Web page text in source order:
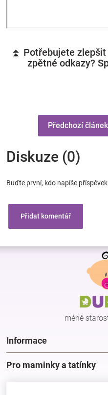
⏫ Potřebujete
zpětné odkazy?
Předchozí článek
Diskuze (0)
Buďte první, kdo napíše
Přidat komentář
Z
méně
Informace
Pro maminky a tatínky